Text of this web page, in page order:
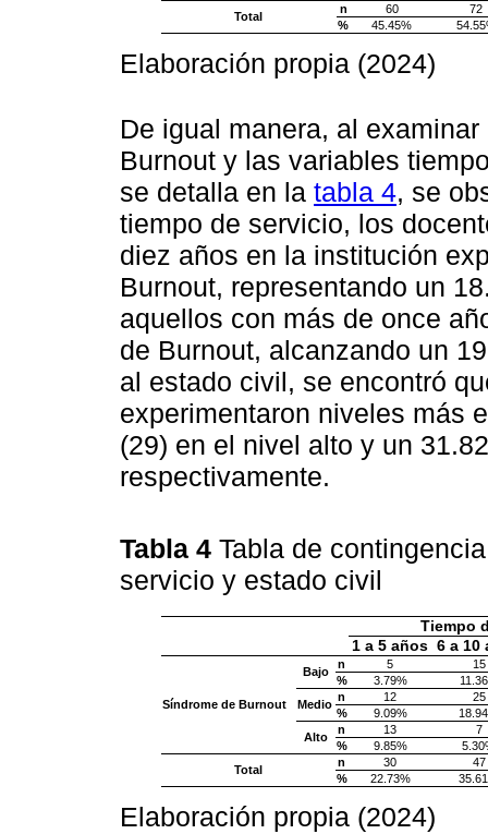
Total
n 60
72
%
45.45%
Elaboración propia (2024)
De igual manera, al
Burnout y las variables
se detalla en la tabla 4, se
tiempo de servicio, los
diez años en la institución
Burnout, representando un
aquellos con más de once
de Burnout, alcanzando un
al estado civil, se encontró
experimentaron niveles más
(29) en el nivel alto y un
respectivamente.
Tabla 4 Tabla de
servicio y estado civil
Tiempo
1 a 5 años 6 a 10
Síndrome de Burnout
Bajo
n 5
15
%
3.79%
Medio
n 12
25
%
9.09%
Alto
n 13
7
%
9.85%
Total
n 30
47
%
22.73%
Elaboración propia (2024)